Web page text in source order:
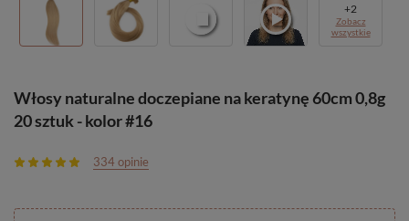
+2
Zobacz
wszystkie
Włosy naturalne doczepiane na keratynę 60cm 0,8g
20 sztuk - kolor #16
334 opinie